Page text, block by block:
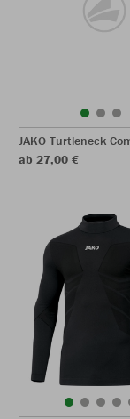
JAKO Turtleneck
ab 27,00 €